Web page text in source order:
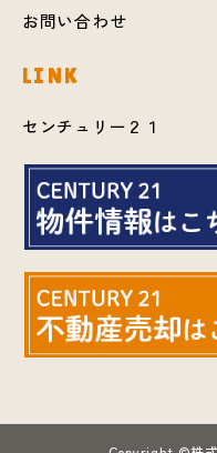
お問い合わせ
LINK
センチュリー２１